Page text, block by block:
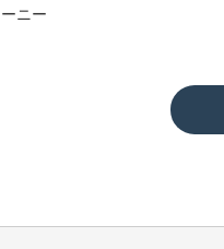
ニー